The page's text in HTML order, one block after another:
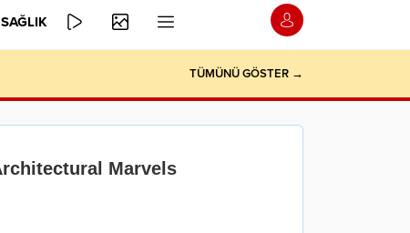
SAĞLIK
TÜMÜNÜ GÖSTER →